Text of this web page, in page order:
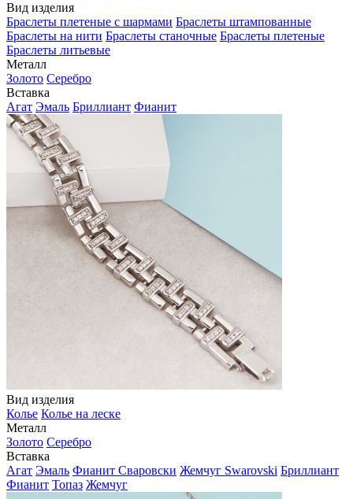
Вид изделия
Браслеты плетеные с шармами Браслеты штампованные
Браслеты на нити Браслеты станочные Браслеты плетеные
Браслеты литьевые
Металл
Золото Серебро
Вставка
Агат Эмаль Бриллиант Фианит
Вид изделия
Колье Колье на леске
Металл
Золото Серебро
Вставка
Агат Эмаль Фианит Сваровски Жемчуг Swarovski Бриллиант
Фианит Топаз Жемчуг